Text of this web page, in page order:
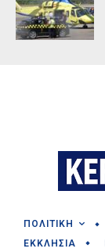
ΠΟΛΙΤΙΚΗ
ΕΚΚΛΗΣΙΑ